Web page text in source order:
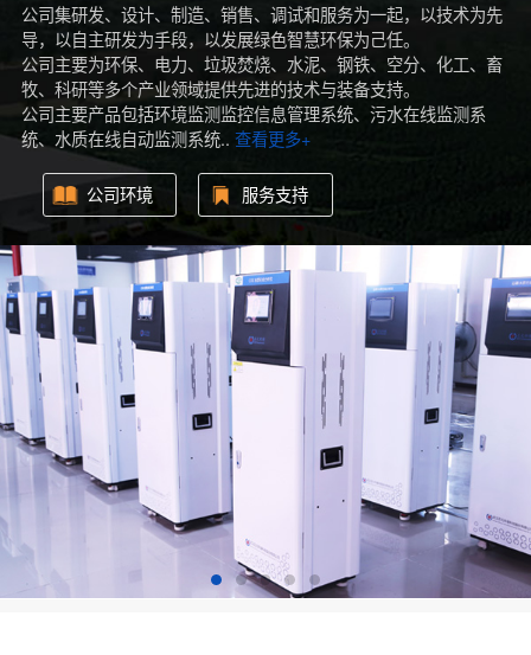
公司集研发、设计、制造、销售、调试和服务为一起，以技术为先
导，以自主研发为手段，以发展绿色智慧环保为己任。
公司主要为环保、电力、垃圾焚烧、水泥、钢铁、空分、化工、畜
牧、科研等多个产业领域提供先进的技术与装备支持。
公司主要产品包括环境监测监控信息管理系统、污水在线监测系
统、水质在线自动监测系统.. 查看更多+
公司环境 服务支持